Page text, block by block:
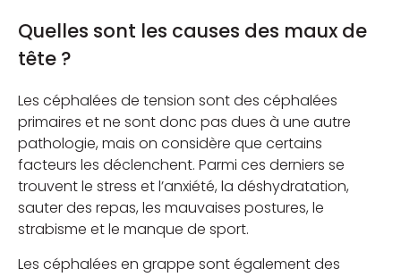
Quelles sont les causes des maux de
tête ?
Les céphalées de tension sont des céphalées
primaires et ne sont donc pas dues à une autre
pathologie, mais on considère que certains
facteurs les déclenchent. Parmi ces derniers se
trouvent le stress et l’anxiété, la déshydratation,
sauter des repas, les mauvaises postures, le
strabisme et le manque de sport.
Les céphalées en grappe sont également des